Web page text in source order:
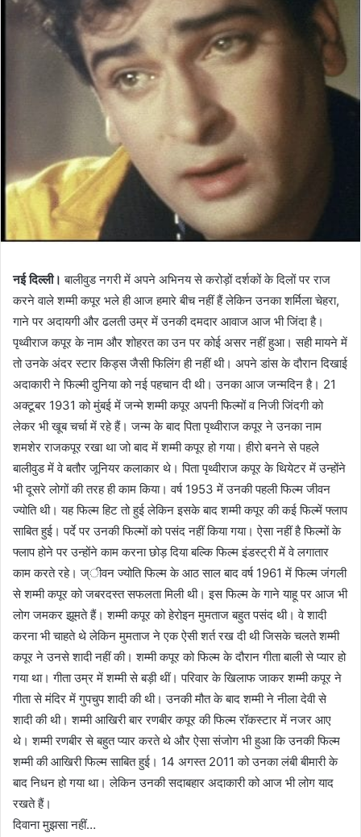
नई दिल्ली। बालीवुड नगरी में अपने अभिनय से करोड़ों दर्शकों के दिलों पर राज
करने वाले शम्मी कपूर भले ही आज हमारे बीच नहीं हैं लेकिन उनका शर्मिला चेहरा,
गाने पर अदायगी और ढलती उम्र में उनकी दमदार आवाज आज भी जिंदा है।
पृथ्वीराज कपूर के नाम और शोहरत का उन पर कोई असर नहीं हुआ। सही मायने में
तो उनके अंदर स्टार किड्स जैसी फिलिंग ही नहीं थी। अपने डांस के दौरान दिखाई
अदाकारी ने फिल्मी दुनिया को नई पहचान दी थी। उनका आज जन्मदिन है। 21
अक्टूबर 1931 को मुंबई में जन्मे शम्मी कपूर अपनी फिल्मों व निजी जिंदगी को
लेकर भी खूब चर्चा में रहे हैं। जन्म के बाद पिता पृथ्वीराज कपूर ने उनका नाम
शमशेर राजकपूर रखा था जो बाद में शम्मी कपूर हो गया। हीरो बनने से पहले
बालीवुड में वे बतौर जूनियर कलाकार थे। पिता पृथ्वीराज कपूर के थियेटर में उन्होंने
भी दूसरे लोगों की तरह ही काम किया। वर्ष 1953 में उनकी पहली फिल्म जीवन
ज्योति थी। यह फिल्म हिट तो हुई लेकिन इसके बाद शम्मी कपूर की कई फिल्में फ्लाप
साबित हुई। पर्दे पर उनकी फिल्मों को पसंद नहीं किया गया। ऐसा नहीं है फिल्मों के
फ्लाप होने पर उन्होंने काम करना छोड़ दिया बल्कि फिल्म इंडस्ट्री में वे लगातार
काम करते रहे। ज्ीवन ज्योति फिल्म के आठ साल बाद वर्ष 1961 में फिल्म जंगली
से शम्मी कपूर को जबरदस्त सफलता मिली थी। इस फिल्म के गाने याहू पर आज भी
लोग जमकर झूमते हैं। शम्मी कपूर को हेरोइन मुमताज बहुत पसंद थी। वे शादी
करना भी चाहते थे लेकिन मुमताज ने एक ऐसी शर्त रख दी थी जिसके चलते शम्मी
कपूर ने उनसे शादी नहीं की। शम्मी कपूर को फिल्म के दौरान गीता बाली से प्यार हो
गया था। गीता उम्र में शम्मी से बड़ी थीं। परिवार के खिलाफ जाकर शम्मी कपूर ने
गीता से मंदिर में गुपचुप शादी की थी। उनकी मौत के बाद शम्मी ने नीला देवी से
शादी की थी। शम्मी आखिरी बार रणबीर कपूर की फिल्म रॉकस्टार में नजर आए
थे। शम्मी रणबीर से बहुत प्यार करते थे और ऐसा संजोग भी हुआ कि उनकी फिल्म
शम्मी की आखिरी फिल्म साबित हुई। 14 अगस्त 2011 को उनका लंबी बीमारी के
बाद निधन हो गया था। लेकिन उनकी सदाबहार अदाकारी को आज भी लोग याद
रखते हैं।
दिवाना मुझसा नहीं…